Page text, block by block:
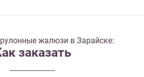
жалюзи в Зарайске:
заказать